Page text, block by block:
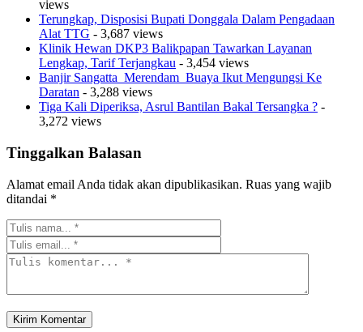
views
Terungkap, Disposisi Bupati Donggala Dalam Pengadaan
Alat TTG - 3,687 views
Klinik Hewan DKP3 Balikpapan Tawarkan Layanan
Lengkap, Tarif Terjangkau - 3,454 views
Banjir Sangatta Merendam Buaya Ikut Mengungsi Ke
Daratan - 3,288 views
Tiga Kali Diperiksa, Asrul Bantilan Bakal Tersangka ? -
3,272 views
Tinggalkan Balasan
Alamat email Anda tidak akan dipublikasikan. Ruas yang wajib
ditandai *